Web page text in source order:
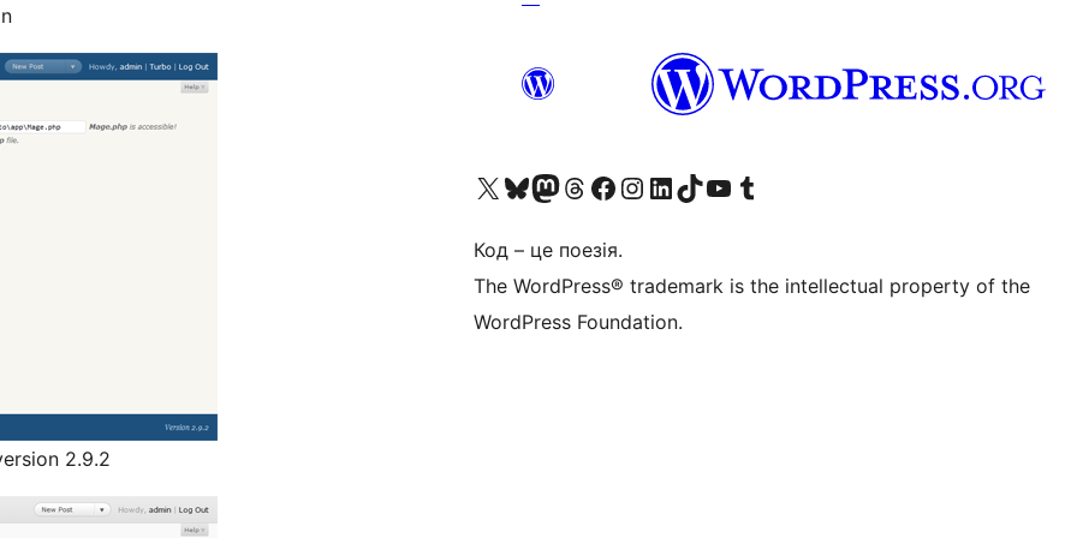
2.9.2
Visit our X (formerly Twitter) account
Visit our Bluesky account
Завітайте до нашої стрічки в Mastodon
Visit our Threads account
Завітайте на нашу сторінку в Facebook
Visit our Instagram account
Visit our LinkedIn account
Visit our TikTok account
Visit our YouTube channel
Visit our Tumblr account
Код – це поезія.
The WordPress® trademark is the intellectual property of the
WordPress Foundation.